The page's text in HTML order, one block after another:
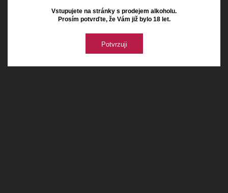
Vstupujete na stránky s prodejem alkoholu.
Prosím potvrďte, že Vám již bylo 18 let.
Potvrzuji